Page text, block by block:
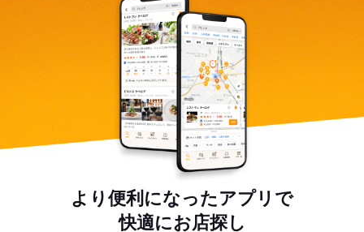
より便利になったアプリで
快適にお店探し